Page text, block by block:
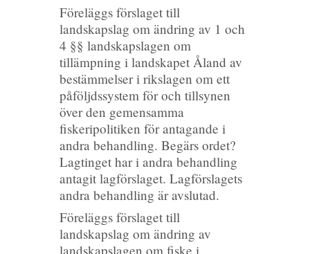
Föreläggs förslaget till
landskapslag om ändring av 1 och
4 §§ landskapslagen om
tillämpning i landskapet Åland av
bestämmelser i rikslagen om ett
påföljdssystem för och tillsynen
över den gemensamma
fiskeripolitiken för antagande i
andra behandling. Begärs ordet?
Lagtinget har i andra behandling
antagit lagförslaget. Lagförslagets
andra behandling är avslutad.
Föreläggs förslaget till
landskapslag om ändring av
landskapslagen om fiske i